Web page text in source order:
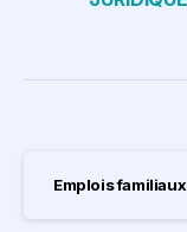
Emplois familiaux